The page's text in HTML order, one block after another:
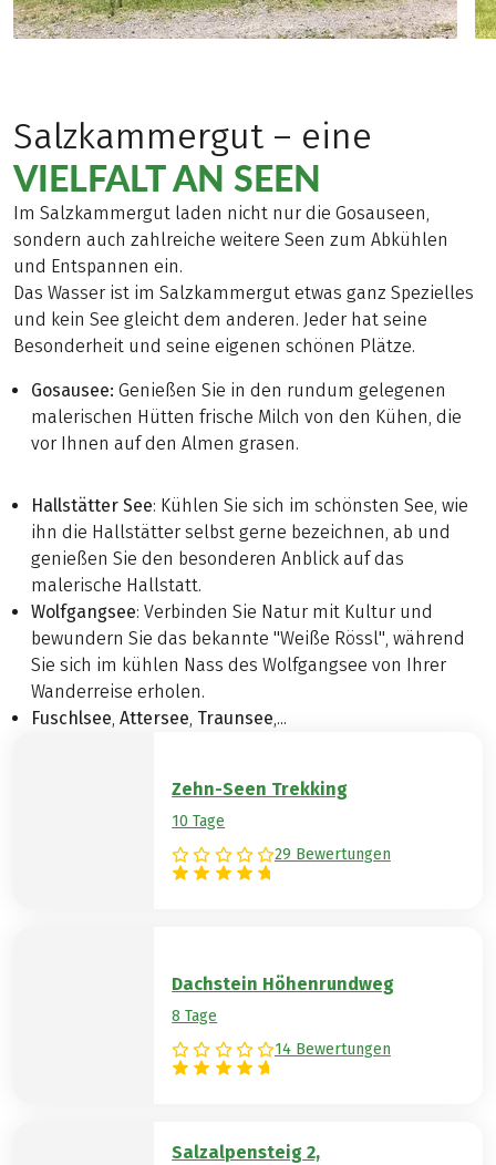
Salzkammergut – eine
VIELFALT AN SEEN
Im Salzkammergut laden nicht nur die Gosauseen,
sondern auch zahlreiche weitere Seen zum Abkühlen
und Entspannen ein.
Das Wasser ist im Salzkammergut etwas ganz Spezielles
und kein See gleicht dem anderen. Jeder hat seine
Besonderheit und seine eigenen schönen Plätze.
Gosausee: Genießen Sie in den rundum gelegenen
malerischen Hütten frische Milch von den Kühen, die
vor Ihnen auf den Almen grasen.
Hallstätter See: Kühlen Sie sich im schönsten See, wie
ihn die Hallstätter selbst gerne bezeichnen, ab und
genießen Sie den besonderen Anblick auf das
malerische Hallstatt.
Wolfgangsee: Verbinden Sie Natur mit Kultur und
bewundern Sie das bekannte "Weiße Rössl", während
Sie sich im kühlen Nass des Wolfgangsee von Ihrer
Wanderreise erholen.
Fuschlsee, Attersee, Traunsee,...
Zehn-Seen Trekking
10 Tage
29 Bewertungen
Dachstein Höhenrundweg
8 Tage
14 Bewertungen
Salzalpensteig 2,